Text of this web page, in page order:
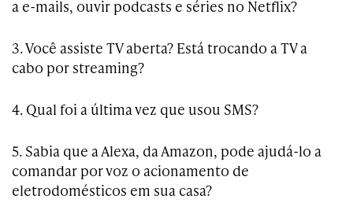
a e-mails, ouvir podcasts e séries no Netflix?
3. Você assiste TV aberta? Está trocando a TV a
cabo por streaming?
4. Qual foi a última vez que usou SMS?
5. Sabia que a Alexa, da Amazon, pode ajudá-lo a
comandar por voz o acionamento de
eletrodomésticos em sua casa?